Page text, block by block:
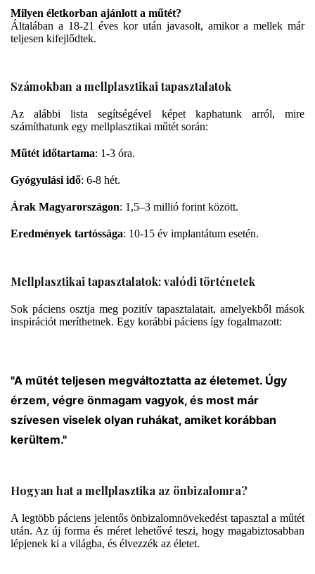
Milyen életkorban ajánlott a műtét?
Általában a 18-21 éves kor után javasolt, amikor a mellek már
teljesen kifejlődtek.
Számokban a mellplasztikai tapasztalatok
Az alábbi lista segítségével képet kaphatunk arról, mire
számíthatunk egy mellplasztikai műtét során:
Műtét időtartama: 1-3 óra.
Gyógyulási idő: 6-8 hét.
Árak Magyarországon: 1,5–3 millió forint között.
Eredmények tartóssága: 10-15 év implantátum esetén.
Mellplasztikai tapasztalatok: valódi történetek
Sok páciens osztja meg pozitív tapasztalatait, amelyekből mások
inspirációt meríthetnek. Egy korábbi páciens így fogalmazott:
"A műtét teljesen megváltoztatta az életemet. Úgy
érzem, végre önmagam vagyok, és most már
szívesen viselek olyan ruhákat, amiket korábban
kerültem."
Hogyan hat a mellplasztika az önbizalomra?
A legtöbb páciens jelentős önbizalomnövekedést tapasztal a műtét
után. Az új forma és méret lehetővé teszi, hogy magabiztosabban
lépjenek ki a világba, és élvezzék az életet.